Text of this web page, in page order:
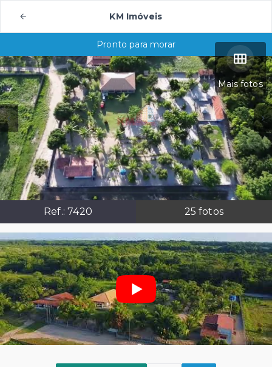
KM Imóveis
Mais fotos
Ref.: 7420 25 fotos
Pronto para morar